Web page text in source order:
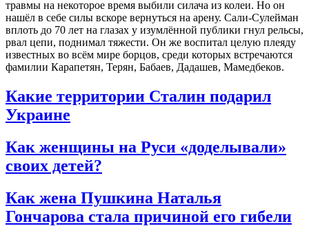
травмы на некоторое время выбили силача из колеи. Но он
нашёл в себе силы вскоре вернуться на арену. Сали-Сулейман
вплоть до 70 лет на глазах у изумлëнной публики гнул рельсы,
рвал цепи, поднимал тяжести. Он же воспитал целую плеяду
известных во всём мире борцов, среди которых встречаются
фамилии Карапетян, Терян, Бабаев, Дадашев, Мамедбеков.
Какие территории Сталин подарил
Украине
Как женщины на Руси «доделывали»
своих детей?
Как жена Пушкина Наталья
Гончарова стала причиной его гибели